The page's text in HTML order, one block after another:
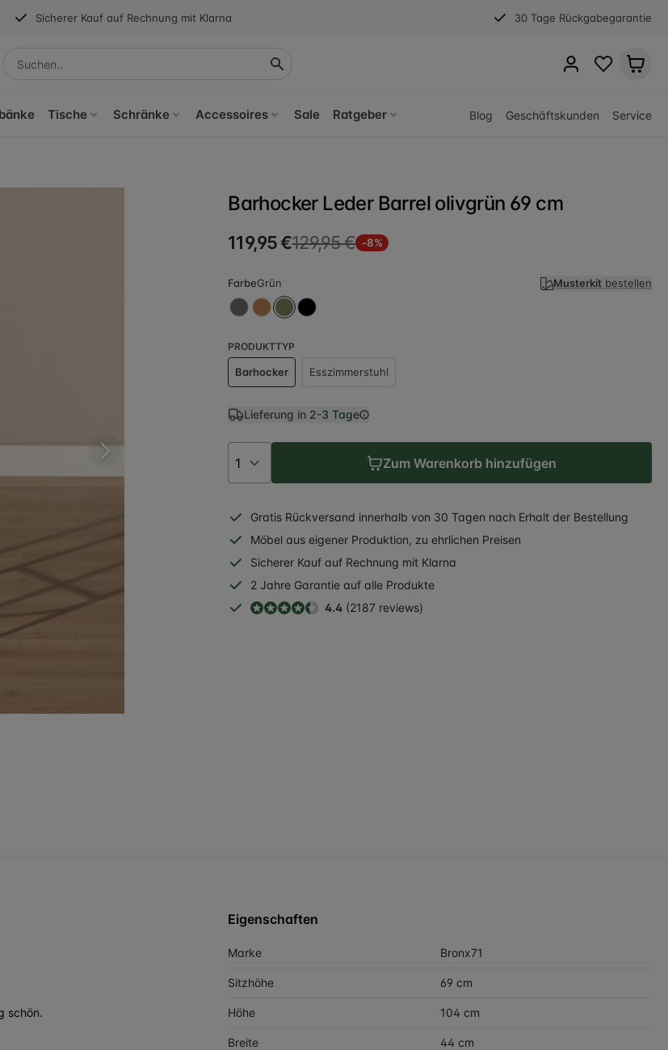
Sicherer Kauf auf Rechnung mit Klarna 30 Tage Rückgabegarantie
Tische Schränke Accessoires Sale Ratgeber Blog Geschäftskunden Service
Barhocker Leder Barrel olivgrün 69 cm
119,95 €129,95 € -8%
FarbeGrün Musterkitbestellen
PRODUKTTYP
Barhocker Esszimmerstuhl
Lieferung in 2-3 Tage
Zum Warenkorb hinzufügen
Gratis Rückversand innerhalb von 30 Tagen nach Erhalt der Bestellung
Möbel aus eigener Produktion, zu ehrlichen Preisen
Sicherer Kauf auf Rechnung mit Klarna
2 Jahre Garantie auf alle Produkte
4.4 (2187 reviews)
schön.
Eigenschaften
Marke Bronx71
Sitzhöhe 69 cm
Höhe 104 cm
Breite 44 cm